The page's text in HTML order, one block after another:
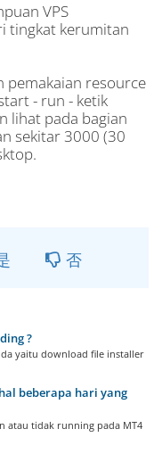
VPS
tingkat kerumitan
pemakaian resource
- run - ketik
lihat pada bagian
sekitar 3000 (30
否
?
yaitu download file installer
beberapa hari yang
atau tidak running pada MT4